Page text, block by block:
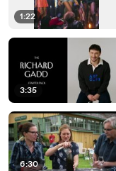
1:22
3:35
6:30